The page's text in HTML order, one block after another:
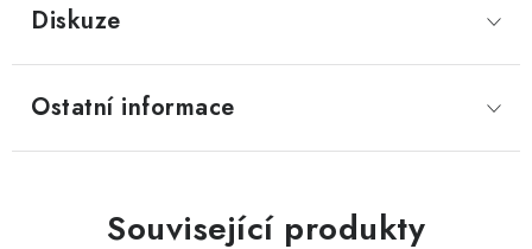
Diskuze
Ostatní informace
Související produkty